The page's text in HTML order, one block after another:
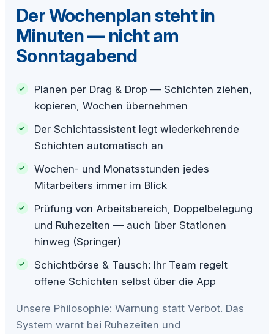
Der Wochenplan steht in
Minuten — nicht am
Sonntagabend
Planen per Drag & Drop — Schichten ziehen,
kopieren, Wochen übernehmen
Der Schichtassistent legt wiederkehrende
Schichten automatisch an
Wochen- und Monatsstunden jedes
Mitarbeiters immer im Blick
Prüfung von Arbeitsbereich, Doppelbelegung
und Ruhezeiten — auch über Stationen
hinweg (Springer)
Schichtbörse & Tausch: Ihr Team regelt
offene Schichten selbst über die App
Unsere Philosophie: Warnung statt Verbot. Das
System warnt bei Ruhezeiten und